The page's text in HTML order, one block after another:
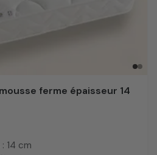
ferme épaisseur 14
14 cm